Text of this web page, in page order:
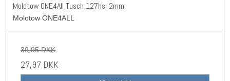
Molotow ONE4All Tusch 127hs, 2mm
Molotow ONE4ALL
39,95 DKK
27,97 DKK